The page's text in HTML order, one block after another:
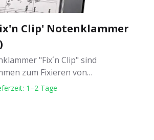
Clip' Notenklammer
"Fix´n Clip" sind
zum Fixieren von
sehr leicht, haben eine griffige
einsetzbar. Eigenschaften
1–2 Tage